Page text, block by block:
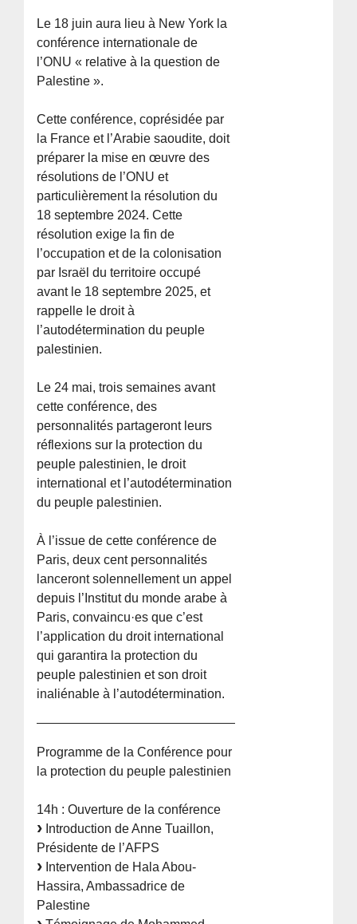
Le 18 juin aura lieu à New York la
conférence internationale de
l’ONU « relative à la question de
Palestine ».
Cette conférence, coprésidée par
la France et l’Arabie saoudite, doit
préparer la mise en œuvre des
résolutions de l’ONU et
particulièrement la résolution du
18 septembre 2024. Cette
résolution exige la fin de
l’occupation et de la colonisation
par Israël du territoire occupé
avant le 18 septembre 2025, et
rappelle le droit à
l’autodétermination du peuple
palestinien.
Le 24 mai, trois semaines avant
cette conférence, des
personnalités partageront leurs
réflexions sur la protection du
peuple palestinien, le droit
international et l’autodétermination
du peuple palestinien.
À l’issue de cette conférence de
Paris, deux cent personnalités
lanceront solennellement un appel
depuis l’Institut du monde arabe à
Paris, convaincu·es que c’est
l’application du droit international
qui garantira la protection du
peuple palestinien et son droit
inaliénable à l’autodétermination.
Programme de la Conférence pour
la protection du peuple palestinien
14h : Ouverture de la conférence
Introduction de Anne Tuaillon,
Présidente de l’AFPS
Intervention de Hala Abou-
Hassira, Ambassadrice de
Palestine